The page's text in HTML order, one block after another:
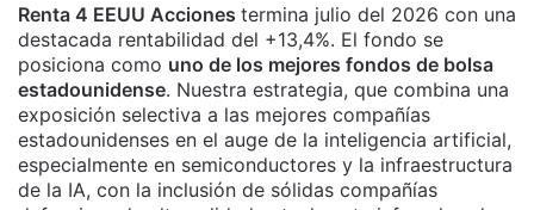
Renta 4 EEUU Acciones termina julio del 2026 con una
destacada rentabilidad del +13,4%. El fondo se
posiciona como uno de los mejores fondos de bolsa
estadounidense. Nuestra estrategia, que combina una
exposición selectiva a las mejores compañías
estadounidenses en el auge de la inteligencia artificial,
especialmente en semiconductores y la infraestructura
de la IA, con la inclusión de sólidas compañías